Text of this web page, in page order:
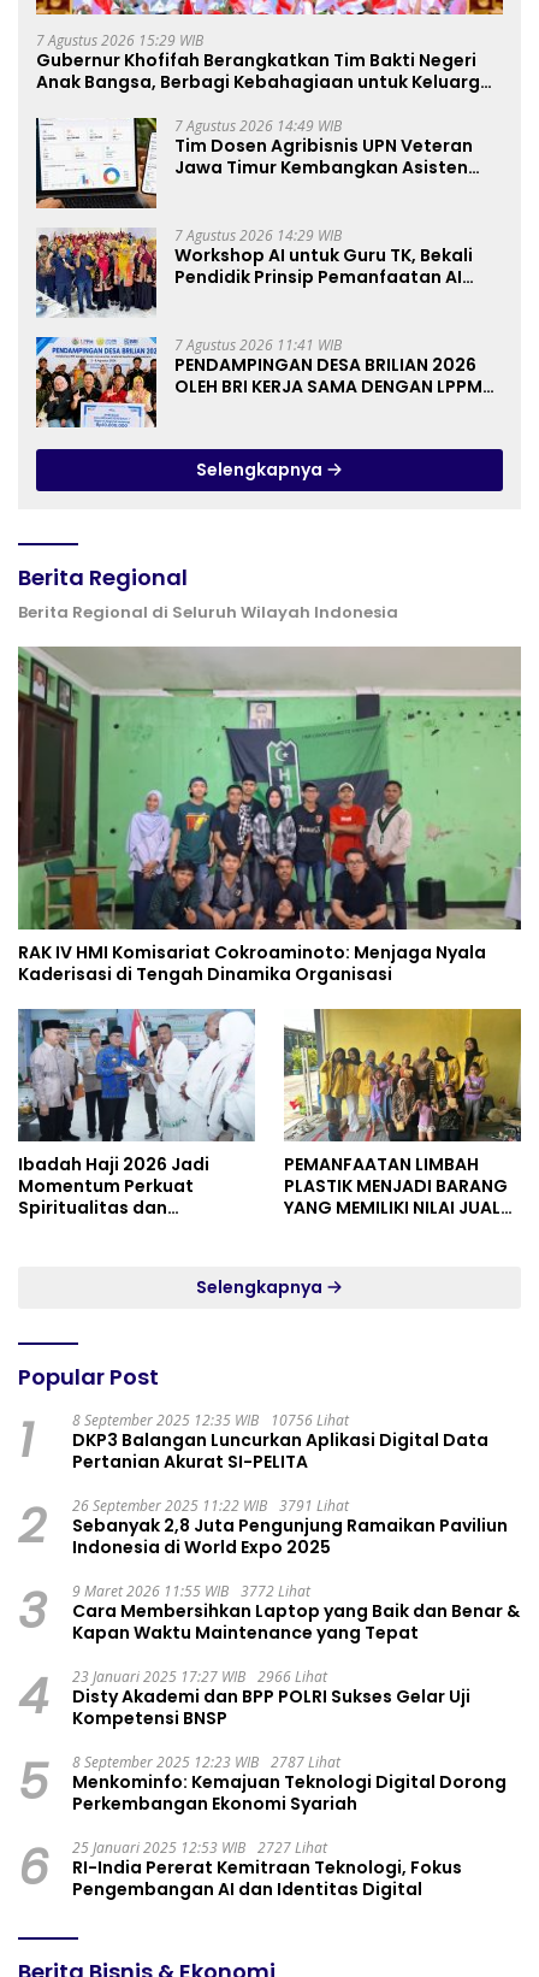
7 Agustus 2026 15:29 WIB
Gubernur Khofifah Berangkatkan Tim Bakti Negeri
Anak Bangsa, Berbagi Kebahagiaan untuk Keluarga
7 Agustus 2026 14:49 WIB
Tim Dosen Agribisnis UPN Veteran
Jawa Timur Kembangkan Asisten
7 Agustus 2026 14:29 WIB
Workshop AI untuk Guru TK, Bekali
Pendidik Prinsip Pemanfaatan AI
7 Agustus 2026 11:41 WIB
PENDAMPINGAN DESA BRILIAN 2026
OLEH BRI KERJA SAMA DENGAN LPPM
Selengkapnya
Berita Regional
Berita Regional di Seluruh Wilayah Indonesia
RAK IV HMI Komisariat Cokroaminoto: Menjaga Nyala
Kaderisasi di Tengah Dinamika Organisasi
Ibadah Haji 2026 Jadi
Momentum Perkuat
Spiritualitas dan
PEMANFAATAN LIMBAH
PLASTIK MENJADI BARANG
YANG MEMILIKI NILAI JUAL
Selengkapnya
Popular Post
1 8 September 2025 12:35 WIB 10756 Lihat
DKP3 Balangan Luncurkan Aplikasi Digital Data
Pertanian Akurat SI-PELITA
2 26 September 2025 11:22 WIB 3791 Lihat
Sebanyak 2,8 Juta Pengunjung Ramaikan Paviliun
Indonesia di World Expo 2025
3 9 Maret 2026 11:55 WIB 3772 Lihat
Cara Membersihkan Laptop yang Baik dan Benar &
Kapan Waktu Maintenance yang Tepat
4 23 Januari 2025 17:27 WIB 2966 Lihat
Disty Akademi dan BPP POLRI Sukses Gelar Uji
Kompetensi BNSP
5 8 September 2025 12:23 WIB 2787 Lihat
Menkominfo: Kemajuan Teknologi Digital Dorong
Perkembangan Ekonomi Syariah
6 25 Januari 2025 12:53 WIB 2727 Lihat
RI-India Pererat Kemitraan Teknologi, Fokus
Pengembangan AI dan Identitas Digital